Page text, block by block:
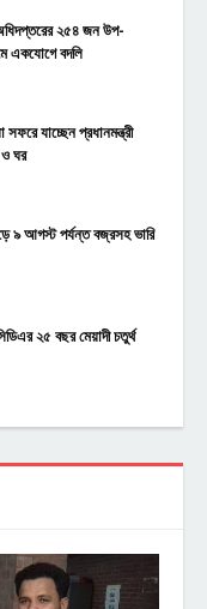
২৫৪ জন উপ-
একযোগে বদলি
যাচ্ছেন প্রধানমন্ত্রী
ঘর
৯ আগস্ট পর্যন্ত বজ্রসহ ভারি
২৫ বছর মেয়াদী চতুর্থ